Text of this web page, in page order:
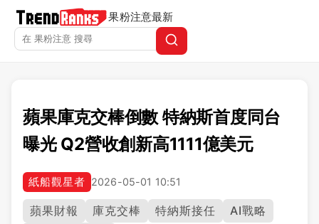
果粉注意最新
蘋果庫克交棒倒數 特納斯首度同台
曝光 Q2營收創新高1111億美元
紙船觀星者 2026-05-01 10:51
蘋果財報 庫克交棒 特納斯接任
AI戰略